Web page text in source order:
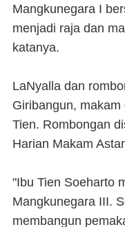
Mangkunegara I
menjadi raja dan
katanya.
LaNyalla dan
Giribangun,
Tien. Rombongan
Harian Makam
"Ibu Tien Soeharto
Mangkunegara III.
membangun